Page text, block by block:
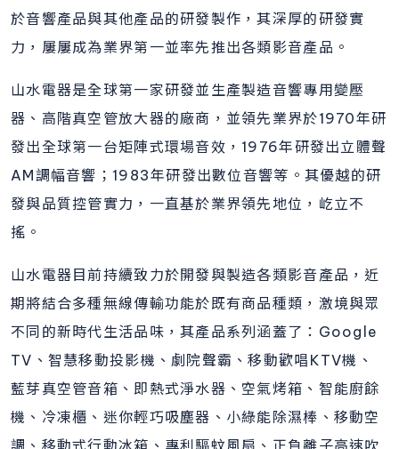
於音響產品與其他產品的研發製作，其深厚的研發實
力，屢屢成為業界第一並率先推出各類影音產品。
山水電器是全球第一家研發並生產製造音響專用變壓
器、高階真空管放大器的廠商，並領先業界於1970年研
發出全球第一台矩陣式環場音效，1976年研發出立體聲
AM調幅音響；1983年研發出數位音響等。其優越的研
發與品質控管實力，一直基於業界領先地位，屹立不
搖。
山水電器目前持續致力於開發與製造各類影音產品，近
期將結合多種無線傳輸功能於既有商品種類，激境與眾
不同的新時代生活品味，其產品系列涵蓋了：Google
TV、智慧移動投影機、劇院聲霸、移動歡唱KTV機、
藍芽真空管音箱、即熱式淨水器、空氣烤箱、智能廚餘
機、冷凍櫃、迷你輕巧吸塵器、小綠能除濕棒、移動空
調、移動式行動冰箱、專利驅蚊風扇、正負離子高速吹